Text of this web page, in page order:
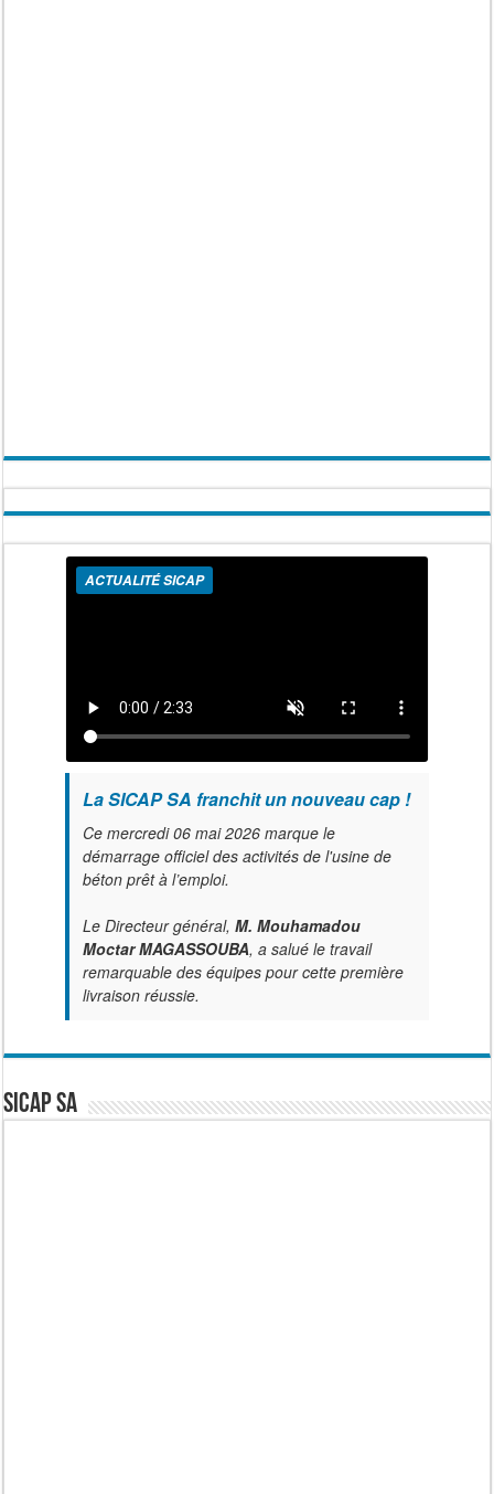
ACTUALITÉ SICAP
La SICAP SA franchit un nouveau cap !
Ce mercredi 06 mai 2026 marque le
démarrage officiel des activités de l'usine de
béton prêt à l’emploi.
Le Directeur général, M. Mouhamadou
Moctar MAGASSOUBA, a salué le travail
remarquable des équipes pour cette première
livraison réussie.
SICAP SA